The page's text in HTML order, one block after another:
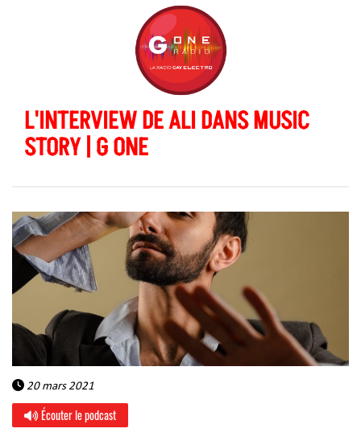
L'INTERVIEW DE ALI DANS MUSIC
STORY | G ONE
20 mars 2021
Écouter le podcast